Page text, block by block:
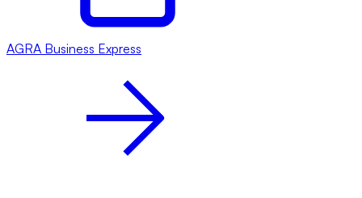
AGRA Business Express